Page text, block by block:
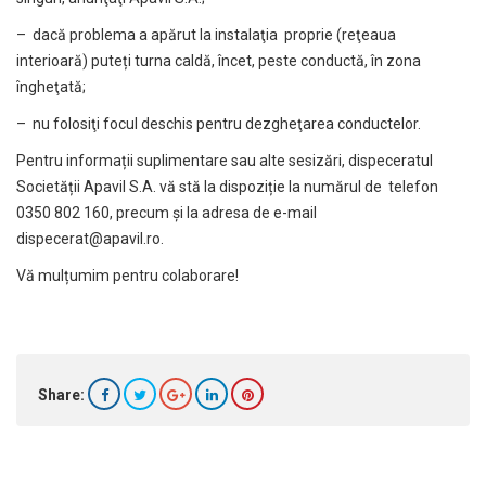
– dacă problema a apărut la instalaţia proprie (reţeaua
interioară) puteți turna caldă, încet, peste conductă, în zona
îngheţată;
– nu folosiţi focul deschis pentru dezgheţarea conductelor.
Pentru informații suplimentare sau alte sesizări, dispeceratul
Societății Apavil S.A. vă stă la dispoziție la numărul de telefon
0350 802 160, precum și la adresa de e-mail
dispecerat@apavil.ro
Vă mulțumim pentru colaborare!
Share: